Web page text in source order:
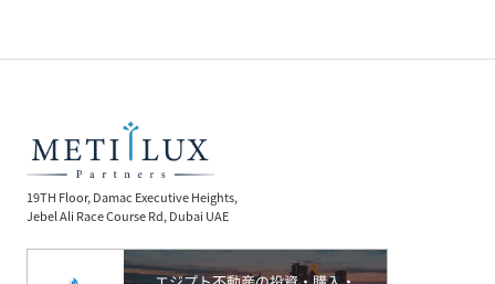
19TH Floor, Damac Executive Heights,
Jebel Ali Race Course Rd, Dubai UAE